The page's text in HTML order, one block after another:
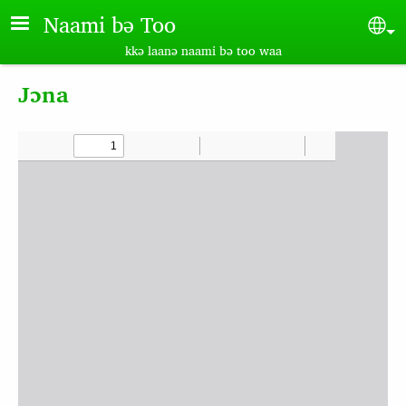
Skip to main content
Naami bə Too
kkə laanə naami bə too waa
Jɔna